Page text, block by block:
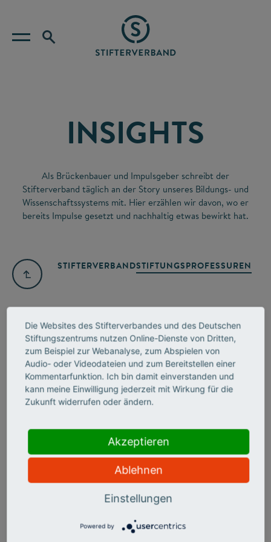
INSIGHTS
Als Brückenbauer und Impulsgeber schreibt der
Stifterverband täglich an der Story unseres Bildungs- und
Wissenschaftssystems mit. Hier erzählen wir davon, wo er
bereits Impulse gesetzt und nachhaltig etwas bewirkt hat.
STIFTERVERBANDSTIFTUNGSPROFESSUREN
INSIGHTS NEWSLETTER
BLEIBEN SIE IM BILDE UND
ABONNIEREN UNSEREN
Die Websites des Stifterverbandes und des Deutschen
Stiftungszentrums nutzen Online-Dienste von Dritten,
zum Beispiel zur Webanalyse, zum Abspielen von
Audio- oder Videodateien und zum Bereitstellen einer
Kommentarfunktion. Ich bin damit einverstanden und
kann meine Einwilligung jederzeit mit Wirkung für die
Zukunft widerrufen oder ändern.
Akzeptieren
Ablehnen
Einstellungen
Powered by